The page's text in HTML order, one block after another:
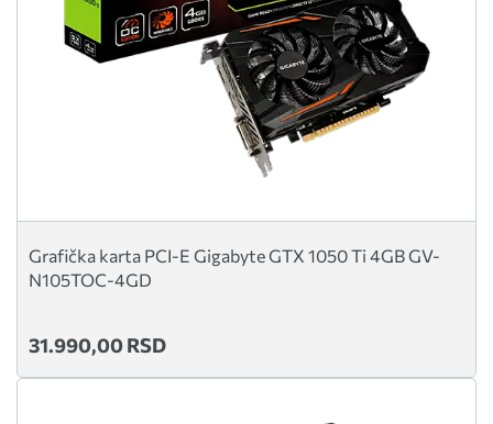
Grafička karta PCI-E Gigabyte GTX 1050 Ti 4GB GV-
N105TOC-4GD
31.990,00 RSD